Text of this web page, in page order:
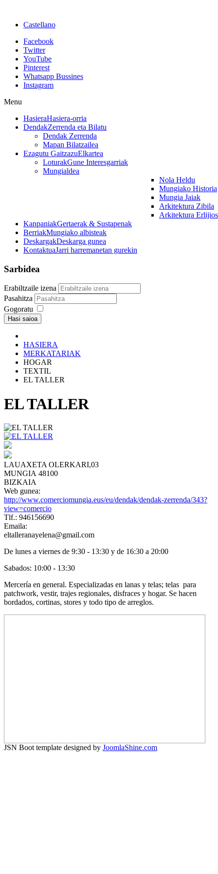
Castellano
Facebook
Twitter
YouTube
Pinterest
Whatsapp Bussines
Instagram
Menu
HasieraHasiera-orria
DendakZerrenda eta Bilatu
Dendak Zerrenda
Mapan Bilatzailea
Ezagutu GaitzazuElkartea
LoturakGune Interesgarriak
Mungialdea
Nola Heldu
Mungiako Historia
Mungia Jaiak
Arkitektura Zibila
Arkitektura
KanpaniakGertaerak & Sustapenak
BerriakMungiako albisteak
DeskargakDeskarga gunea
KontaktuaJarri harremanetan gurekin
Sarbidea
Erabiltzaile izena
Pasahitza
Gogoratu
Hasi saioa
HASIERA
MERKATARIAK
HOGAR
TEXTIL
EL TALLER
EL TALLER
LAUAXETA OLERKARI,03
MUNGIA 48100
BIZKAIA
Web gunea:
http://www.comerciomungia.eus/eu/dendak/dendak-zerrenda/343?
view=comercio
Tlf.: 946156690
Emaila:
eltalleranayelena@gmail.com
De lunes a viernes de 9:30 - 13:30 y de 16:30 a 20:00
Sabados: 10:00 - 13:30
Mercería en general. Especializadas en lanas y telas; telas para
patchwork, vestir, trajes regionales, disfraces y hogar. Se hacen
bordados, cortinas, stores y todo tipo de arreglos.
JSN Boot template designed by JoomlaShine.com